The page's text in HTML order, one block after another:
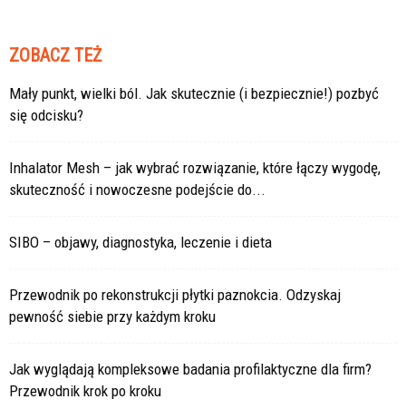
ZOBACZ TEŻ
Mały punkt, wielki ból. Jak skutecznie (i bezpiecznie!) pozbyć
się odcisku?
Inhalator Mesh – jak wybrać rozwiązanie, które łączy wygodę,
skuteczność i nowoczesne podejście do...
SIBO – objawy, diagnostyka, leczenie i dieta
Przewodnik po rekonstrukcji płytki paznokcia. Odzyskaj
pewność siebie przy każdym kroku
Jak wyglądają kompleksowe badania profilaktyczne dla firm?
Przewodnik krok po kroku